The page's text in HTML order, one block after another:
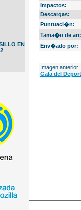
EN
Impactos:
Descargas:
Puntuaci�n:
Tama�o de
Env�ado por:
Imagen anterior:
Gala del